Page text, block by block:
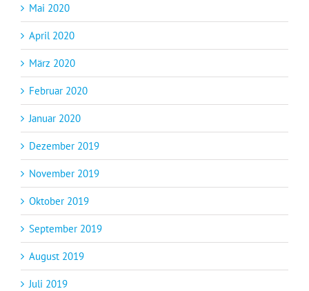
Mai 2020
April 2020
März 2020
Februar 2020
Januar 2020
Dezember 2019
November 2019
Oktober 2019
September 2019
August 2019
Juli 2019